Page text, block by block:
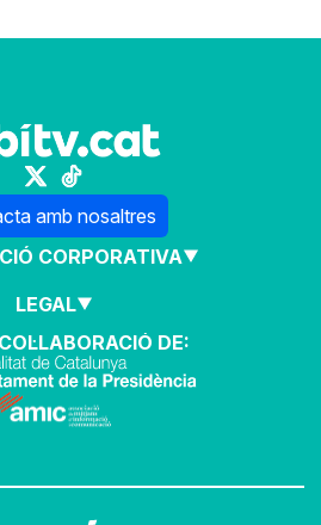
amb nosaltres
CORPORATIVA
LEGAL
DE: